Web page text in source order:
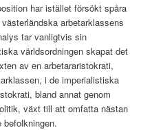
har istället försökt spåra
arbetarklassens
tar vanligtvis sin
världsordningen skapat det
av en arbetararistokrati,
i de imperialistiska
bland annat genom
växt till att omfatta nästan
befolkningen.